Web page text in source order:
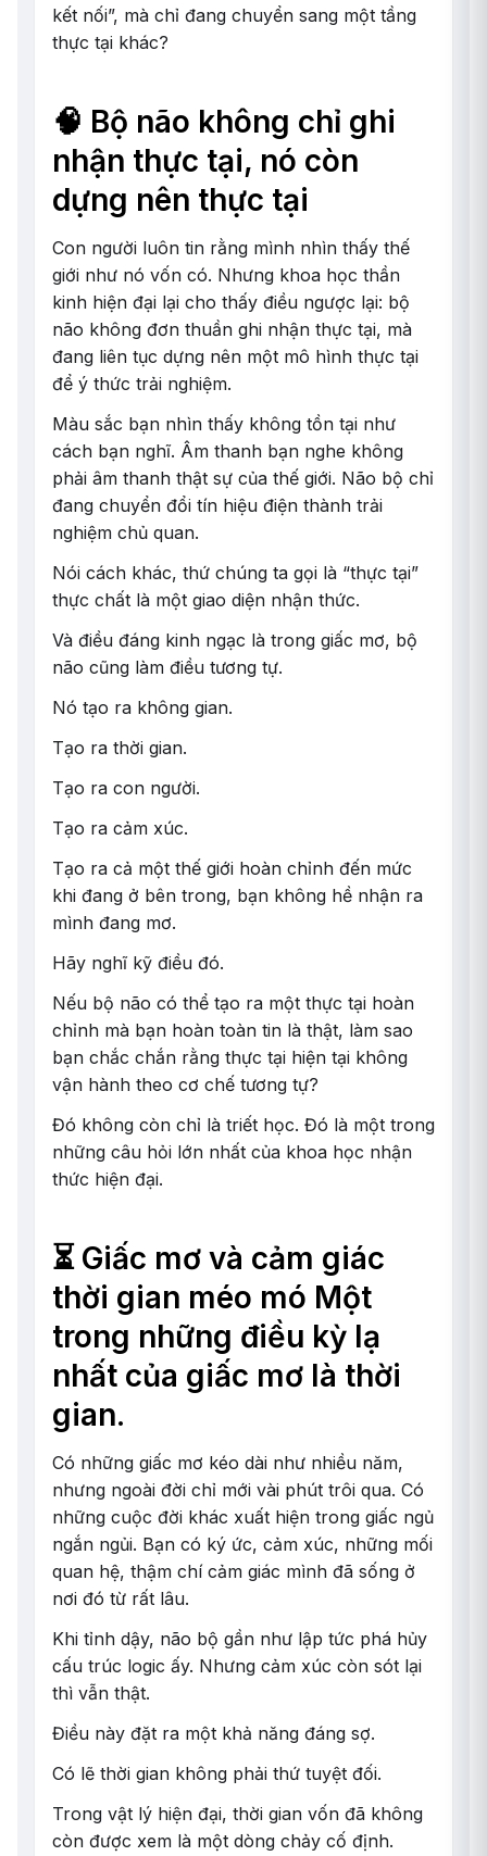
kết nối”, mà chỉ đang chuyển sang một tầng
thực tại khác?
🧠 Bộ não không chỉ ghi
nhận thực tại, nó còn
dựng nên thực tại
Con người luôn tin rằng mình nhìn thấy thế
giới như nó vốn có. Nhưng khoa học thần
kinh hiện đại lại cho thấy điều ngược lại: bộ
não không đơn thuần ghi nhận thực tại, mà
đang liên tục dựng nên một mô hình thực tại
để ý thức trải nghiệm.
Màu sắc bạn nhìn thấy không tồn tại như
cách bạn nghĩ. Âm thanh bạn nghe không
phải âm thanh thật sự của thế giới. Não bộ chỉ
đang chuyển đổi tín hiệu điện thành trải
nghiệm chủ quan.
Nói cách khác, thứ chúng ta gọi là “thực tại”
thực chất là một giao diện nhận thức.
Và điều đáng kinh ngạc là trong giấc mơ, bộ
não cũng làm điều tương tự.
Nó tạo ra không gian.
Tạo ra thời gian.
Tạo ra con người.
Tạo ra cảm xúc.
Tạo ra cả một thế giới hoàn chỉnh đến mức
khi đang ở bên trong, bạn không hề nhận ra
mình đang mơ.
Hãy nghĩ kỹ điều đó.
Nếu bộ não có thể tạo ra một thực tại hoàn
chỉnh mà bạn hoàn toàn tin là thật, làm sao
bạn chắc chắn rằng thực tại hiện tại không
vận hành theo cơ chế tương tự?
Đó không còn chỉ là triết học. Đó là một trong
những câu hỏi lớn nhất của khoa học nhận
thức hiện đại.
⏳ Giấc mơ và cảm giác
thời gian méo mó Một
trong những điều kỳ lạ
nhất của giấc mơ là thời
gian.
Có những giấc mơ kéo dài như nhiều năm,
nhưng ngoài đời chỉ mới vài phút trôi qua. Có
những cuộc đời khác xuất hiện trong giấc ngủ
ngắn ngủi. Bạn có ký ức, cảm xúc, những mối
quan hệ, thậm chí cảm giác mình đã sống ở
nơi đó từ rất lâu.
Khi tỉnh dậy, não bộ gần như lập tức phá hủy
cấu trúc logic ấy. Nhưng cảm xúc còn sót lại
thì vẫn thật.
Điều này đặt ra một khả năng đáng sợ.
Có lẽ thời gian không phải thứ tuyệt đối.
Trong vật lý hiện đại, thời gian vốn đã không
còn được xem là một dòng chảy cố định.